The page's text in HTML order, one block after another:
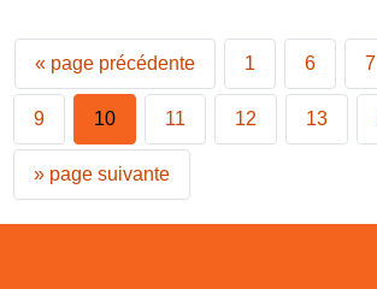
« page précédente 1 6 7
9 10 11 12 13
» page suivante